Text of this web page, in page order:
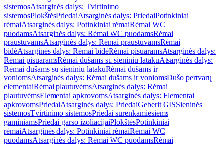
sistemosAtsarginės dalys: Tvirtinimo
sistemosPlokštėsPriedaiAtsarginės dalys: PriedaiPotinkiniai
rėmaiAtsarginės dalys: Potinkiniai rėmaiRėmai WC
puodamsAtsarginės dalys: Rėmai WC puodamsRėmai
praustuvamsAtsarginės dalys: Rėmai praustuvamsRėmai
bidėAtsarginės dalys: Rėmai bidėRėmai pisuaramsAtsarginės dalys:
Rėmai pisuaramsRėmai dušams su sieniniu latakuAtsarginės dalys:
Rėmai dušams su sieniniu latakuRėmai dušams ir
voniomsAtsarginės dalys: Rėmai dušams ir voniomsDušo pertvarų
elementaiRėmai plautuvėmsAtsarginės dalys: Rėmai
plautuvėmsElementai apkrovomsAtsarginės dalys: Elementai
apkrovomsPriedaiAtsarginės dalys: PriedaiGeberit GISSieninės
sistemosTvirtinimo sistemosPriedai surenkamiesiems
gaminiamsPriedai garso izoliacijaiPlokštėsPotinkiniai
rėmaiAtsarginės dalys: Potinkiniai rėmaiRėmai WC
puodamsAtsarginės dalys: Rėmai WC puodamsRėmai